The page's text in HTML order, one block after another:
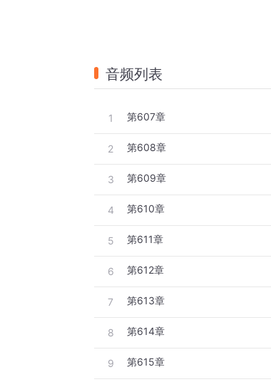
音频列表
1 第607章
2 第608章
3 第609章
4 第610章
5 第611章
6 第612章
7 第613章
8 第614章
9 第615章